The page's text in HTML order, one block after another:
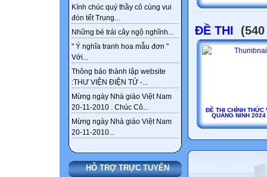
Kính chúc quý thầy cô cùng vui
đón tết Trung...
Những bé trái cây ngộ nghĩnh...
" Ý nghĩa tranh hoa mẫu đơn "
Với...
Thông báo thành lập website
:THƯ VIỆN ĐIỆN TỬ -...
Mừng ngày Nhà giáo Việt Nam
20-11-2010 . Chúc Cô...
Mừng ngày Nhà giáo Việt Nam
20-11-2010...
HỖ TRỢ TRỰC TUYẾN
ĐỀ THI
ĐỀ THI CHÍNH THỨC
QUẢNG NINH